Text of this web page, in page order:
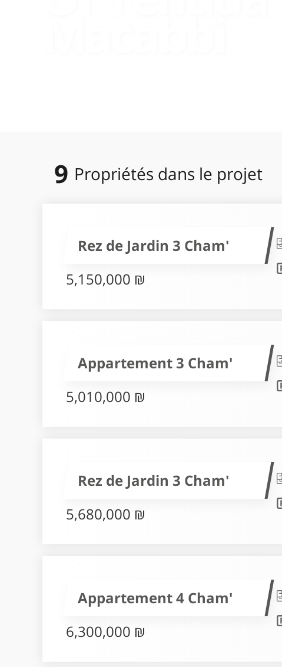
9 Propriétés dans le projet
Rez de Jardin 3 Cham'
5,150,000 ₪
Appartement 3 Cham'
5,010,000 ₪
Rez de Jardin 3 Cham'
5,680,000 ₪
Appartement 4 Cham'
6,300,000 ₪